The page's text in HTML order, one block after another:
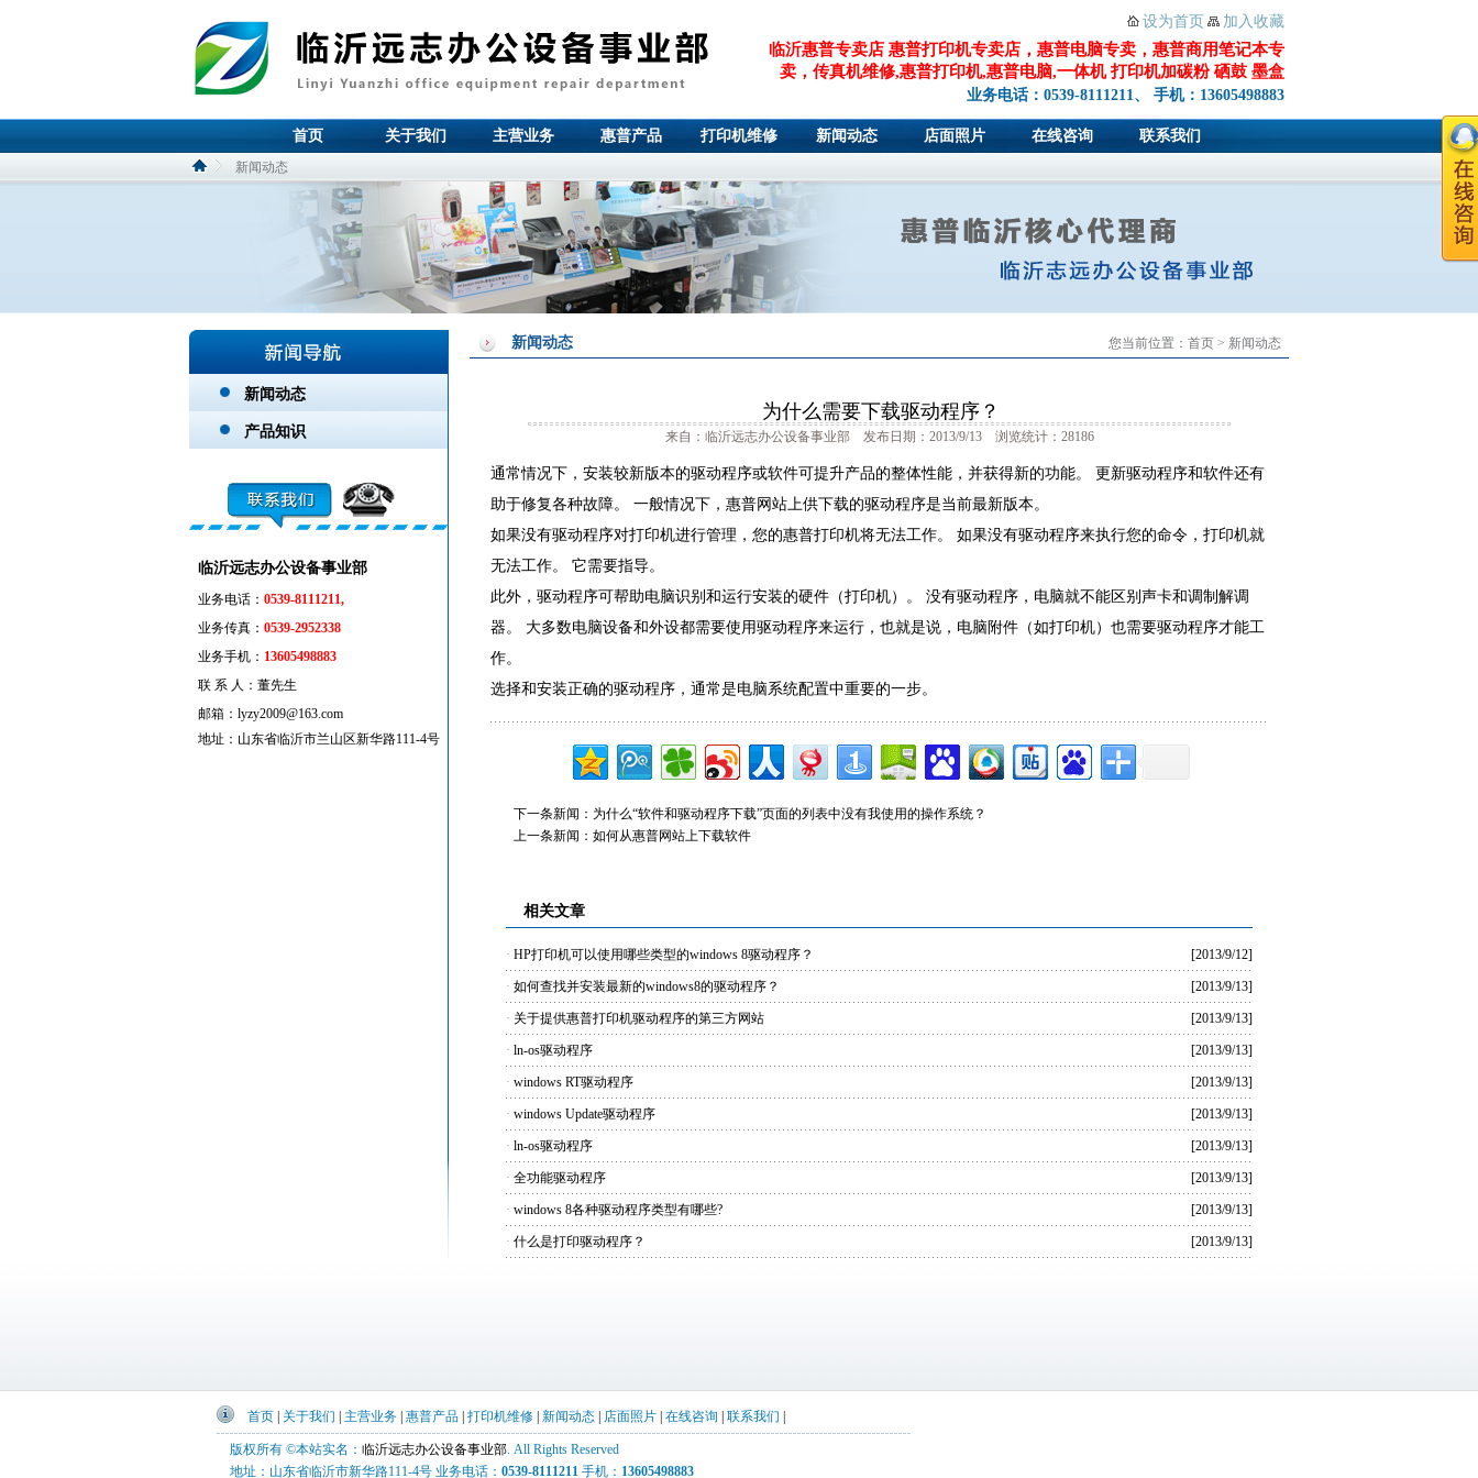
设为首页 加入收藏
临沂惠普专卖店 惠普打印机专卖店，惠普电脑专卖，惠普商用笔记本专
卖，传真机维修,惠普打印机,惠普电脑,一体机 打印机加碳粉 硒鼓 墨盒
业务电话：0539-8111211、 手机：13605498883
首页 关于我们 主营业务 惠普产品 打印机维修 新闻动态 店面照片 在线咨询 联系我们
新闻动态
新闻动态
产品知识
临沂远志办公设备事业部
业务电话： 0539-8111211,
业务传真： 0539-2952338
业务手机： 13605498883
联 系 人：董先生
邮箱：lyzy2009@163.com
地址：山东省临沂市兰山区新华路111-4号
新闻动态 您当前位置： 首页> 新闻动态
为什么需要下载驱动程序？
来自：临沂远志办公设备事业部 发布日期：2013/9/13 浏览统计：28186
通常情况下，安装较新版本的驱动程序或软件可提升产品的整体性能，并获得新的功能。 更新驱动程序和软件还有
助于修复各种故障。 一般情况下，惠普网站上供下载的驱动程序是当前最新版本。
如果没有驱动程序对打印机进行管理，您的惠普打印机将无法工作。 如果没有驱动程序来执行您的命令，打印机就
无法工作。 它需要指导。
此外，驱动程序可帮助电脑识别和运行安装的硬件（打印机）。 没有驱动程序，电脑就不能区别声卡和调制解调
器。 大多数电脑设备和外设都需要使用驱动程序来运行，也就是说，电脑附件（如打印机）也需要驱动程序才能工
作。
选择和安装正确的驱动程序，通常是电脑系统配置中重要的一步。
下一条新闻： 为什么“软件和驱动程序下载”页面的列表中没有我使用的操作系统？
上一条新闻： 如何从惠普网站上下载软件
相关文章
· HP打印机可以使用哪些类型的windows 8驱动程序？ [2013/9/12]
· 如何查找并安装最新的windows8的驱动程序？ [2013/9/13]
· 关于提供惠普打印机驱动程序的第三方网站 [2013/9/13]
· ln-os驱动程序 [2013/9/13]
· windows RT驱动程序 [2013/9/13]
· windows Update驱动程序 [2013/9/13]
· ln-os驱动程序 [2013/9/13]
· 全功能驱动程序 [2013/9/13]
· windows 8各种驱动程序类型有哪些? [2013/9/13]
· 什么是打印驱动程序？ [2013/9/13]
首页| 关于我们 主营业务| 惠普产品| 打印机维修 新闻动态| 店面照片| 在线咨询 联系我们
版权所有 ©本站实名： 临沂远志办公设备事业部. All Rights Reserved
地址：山东省临沂市新华路111-4号 业务电话： 0539-8111211 手机： 13605498883